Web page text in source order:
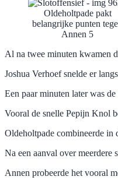
Oldeholtpade pakt
belangrijke punten
Annen 5
Al na twee minuten kwamen
Joshua Verhoef snelde er
Een paar minuten later was
Vooral de snelle Pepijn Knol
Oldeholtpade combineerde in
Na een aanval over
Annen probeerde het vooral